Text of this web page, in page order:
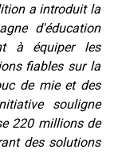
a introduit la
d'éducation
à équiper les
fiables sur la
de mie et des
souligne
220 millions de
des solutions